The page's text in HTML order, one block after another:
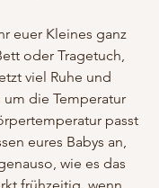
euer Kleines ganz
oder Tragetuch,
viel Ruhe und
die Temperatur
passt
eures Babys an,
wie es das